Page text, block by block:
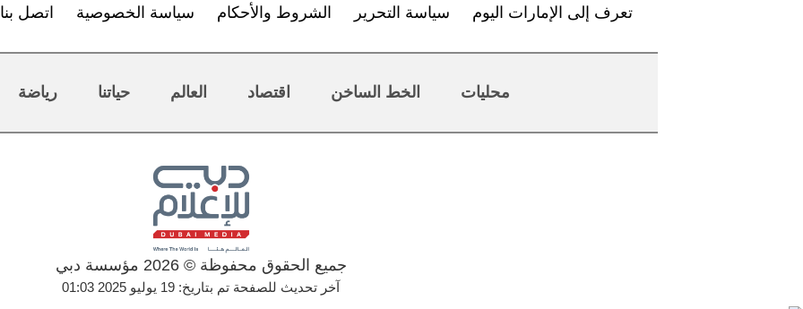
تعرف إلى الإمارات اليوم سياسة التحرير الشروط والأحكام سياسة الخصوصية اتصل بنا
محليات الخط الساخن اقتصاد العالم حياتنا رياضة
جميع الحقوق محفوظة © 2026 مؤسسة دبي
آخر تحديث للصفحة تم بتاريخ: 19 يوليو 2025 01:03